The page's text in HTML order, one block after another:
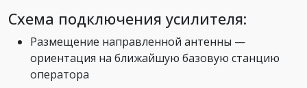
Схема подключения усилителя:
Размещение направленной антенны —
ориентация на ближайшую базовую станцию
оператора